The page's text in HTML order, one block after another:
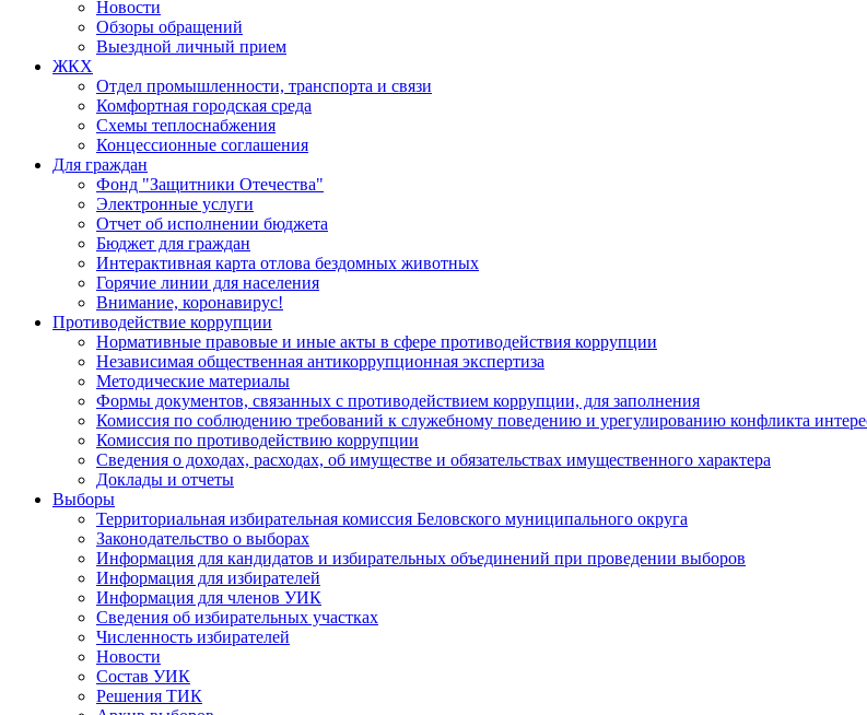
Новости
Обзоры обращений
Выездной личный прием
ЖКХ
Отдел промышленности, транспорта и связи
Комфортная городская среда
Схемы теплоснабжения
Концессионные соглашения
Для граждан
Фонд "Защитники Отечества"
Электронные услуги
Отчет об исполнении бюджета
Бюджет для граждан
Интерактивная карта отлова бездомных животных
Горячие линии для населения
Внимание, коронавирус!
Противодействие коррупции
Нормативные правовые и иные акты в сфере противодействия коррупции
Независимая общественная антикоррупционная экспертиза
Методические материалы
Формы документов, связанных с противодействием коррупции, для заполнения
Комиссия по соблюдению требований к служебному поведению и урегулированию конфликта
Комиссия по противодействию коррупции
Сведения о доходах, расходах, об имуществе и обязательствах имущественного характера
Доклады и отчеты
Выборы
Территориальная избирательная комиссия Беловского муниципального округа
Законодательство о выборах
Информация для кандидатов и избирательных объединений при проведении выборов
Информация для избирателей
Информация для членов УИК
Сведения об избирательных участках
Численность избирателей
Новости
Состав УИК
Решения ТИК